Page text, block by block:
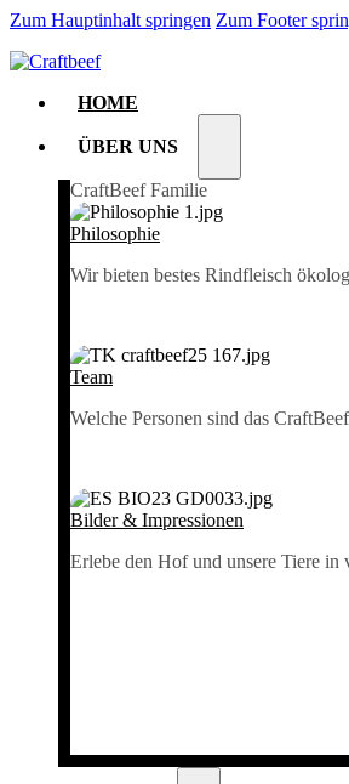
Zum Hauptinhalt springen Zum Footer
HOME
ÜBER UNS
CraftBeef Familie
Philosophie
Wir bieten bestes Rindfleisch
Team
Welche Personen sind das
Bilder & Impressionen
Erlebe den Hof und unsere Tiere in